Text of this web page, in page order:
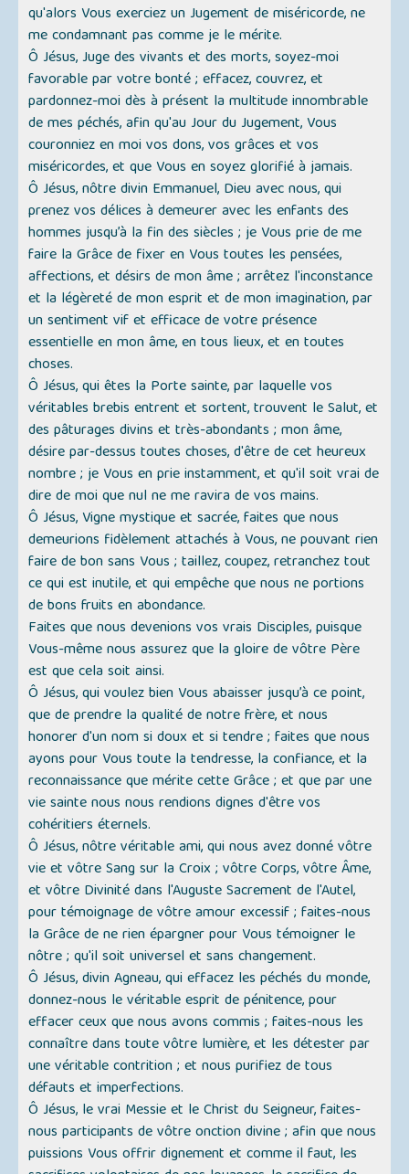
qu'alors Vous exerciez un Jugement de miséricorde, ne
me condamnant pas comme je le mérite.
Ô Jésus, Juge des vivants et des morts, soyez-moi
favorable par votre bonté ; effacez, couvrez, et
pardonnez-moi dès à présent la multitude innombrable
de mes péchés, afin qu'au Jour du Jugement, Vous
couronniez en moi vos dons, vos grâces et vos
miséricordes, et que Vous en soyez glorifié à jamais.
Ô Jésus, nôtre divin Emmanuel, Dieu avec nous, qui
prenez vos délices à demeurer avec les enfants des
hommes jusqu’à la fin des siècles ; je Vous prie de me
faire la Grâce de fixer en Vous toutes les pensées,
affections, et désirs de mon âme ; arrêtez l'inconstance
et la légèreté de mon esprit et de mon imagination, par
un sentiment vif et efficace de votre présence
essentielle en mon âme, en tous lieux, et en toutes
choses.
Ô Jésus, qui êtes la Porte sainte, par laquelle vos
véritables brebis entrent et sortent, trouvent le Salut, et
des pâturages divins et très-abondants ; mon âme,
désire par-dessus toutes choses, d'être de cet heureux
nombre ; je Vous en prie instamment, et qu'il soit vrai de
dire de moi que nul ne me ravira de vos mains.
Ô Jésus, Vigne mystique et sacrée, faites que nous
demeurions fidèlement attachés à Vous, ne pouvant rien
faire de bon sans Vous ; taillez, coupez, retranchez tout
ce qui est inutile, et qui empêche que nous ne portions
de bons fruits en abondance.
Faites que nous devenions vos vrais Disciples, puisque
Vous-même nous assurez que la gloire de vôtre Père
est que cela soit ainsi.
Ô Jésus, qui voulez bien Vous abaisser jusqu’à ce point,
que de prendre la qualité de notre frère, et nous
honorer d'un nom si doux et si tendre ; faites que nous
ayons pour Vous toute la tendresse, la confiance, et la
reconnaissance que mérite cette Grâce ; et que par une
vie sainte nous nous rendions dignes d'être vos
cohéritiers éternels.
Ô Jésus, nôtre véritable ami, qui nous avez donné vôtre
vie et vôtre Sang sur la Croix ; vôtre Corps, vôtre Âme,
et vôtre Divinité dans l'Auguste Sacrement de l'Autel,
pour témoignage de vôtre amour excessif ; faites-nous
la Grâce de ne rien épargner pour Vous témoigner le
nôtre ; qu'il soit universel et sans changement.
Ô Jésus, divin Agneau, qui effacez les péchés du monde,
donnez-nous le véritable esprit de pénitence, pour
effacer ceux que nous avons commis ; faites-nous les
connaître dans toute vôtre lumière, et les détester par
une véritable contrition ; et nous purifiez de tous
défauts et imperfections.
Ô Jésus, le vrai Messie et le Christ du Seigneur, faites-
nous participants de vôtre onction divine ; afin que nous
puissions Vous offrir dignement et comme il faut, les